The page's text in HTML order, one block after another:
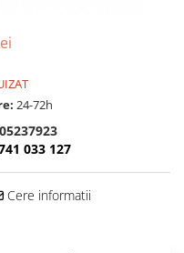
24-72h
033 127
Cere informatii